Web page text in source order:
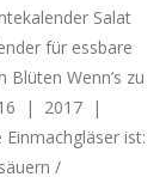
Salat
für essbare
Wenn’s zu
| 2017 |
ist:
/